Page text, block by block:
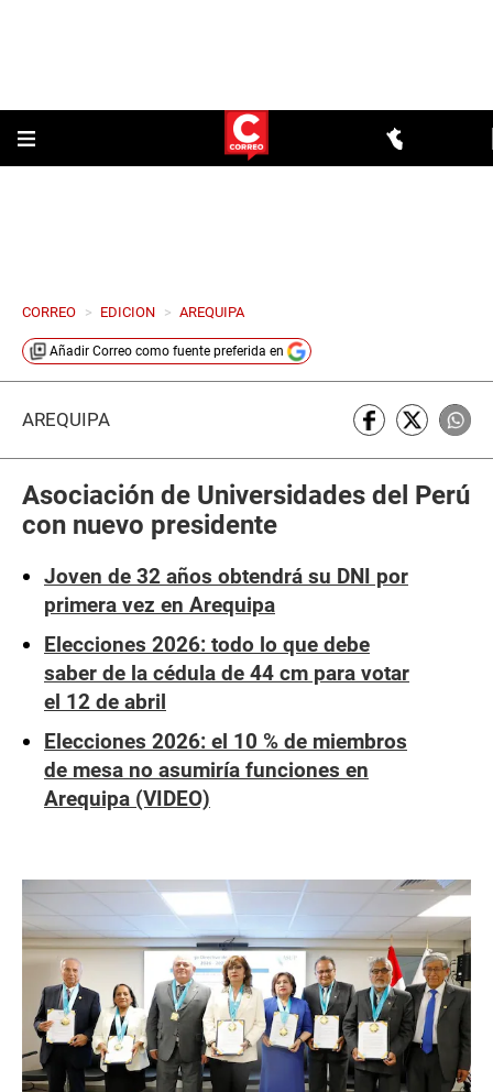
CORREO > EDICION > AREQUIPA
Añadir Correo como fuente preferida en
AREQUIPA
Asociación de Universidades del Perú
con nuevo presidente
Joven de 32 años obtendrá su DNI por
primera vez en Arequipa
Elecciones 2026: todo lo que debe
saber de la cédula de 44 cm para votar
el 12 de abril
Elecciones 2026: el 10 % de miembros
de mesa no asumiría funciones en
Arequipa (VIDEO)